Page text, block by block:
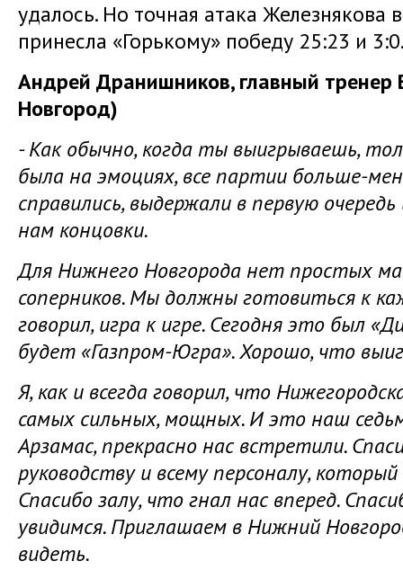
удалось. Но точная атака
принесла «Горькому» победу 25:23 и
Андрей Дранишников, главный тренер
Новгород)
- Как обычно, когда ты выигрываешь,
была на эмоциях, все партии больше-
справились, выдержали в первую
нам концовки.
Для Нижнего Новгорода нет простых
соперников. Мы должны готовиться к
говорил, игра к игре. Сегодня это был
будет «Газпром-Югра». Хорошо, что
Я, как и всегда говорил, что
самых сильных, мощных. И это наш
Арзамас, прекрасно нас встретили.
руководству и всему персоналу,
Спасибо залу, что гнал нас вперед.
увидимся. Приглашаем в Нижний
видеть.